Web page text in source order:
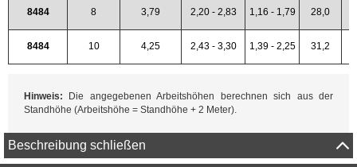
8484 8 3,79 2,20 - 2,83 1,16 - 1,79 28,0
8484 10 4,25 2,43 - 3,30 1,39 - 2,25 31,2
Hinweis: Die angegebenen Arbeitshöhen berechnen sich aus der
Standhöhe (Arbeitshöhe = Standhöhe + 2 Meter).
Beschreibung schließen